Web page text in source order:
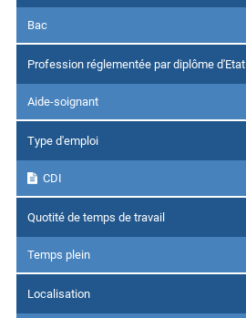
Bac
Profession réglementée par diplôme d'Etat
Aide-soignant
Type d'emploi
CDI
Quotité de temps de travail
Temps plein
Localisation